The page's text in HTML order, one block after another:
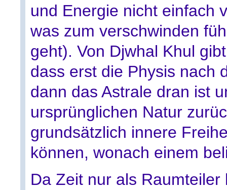
und Energie nicht einfach
was zum verschwinden
geht). Von Djwhal Khul
dass erst die Physis nach
dann das Astrale dran ist
ursprünglichen Natur
grundsätzlich innere
können, wonach einem
Da Zeit nur als